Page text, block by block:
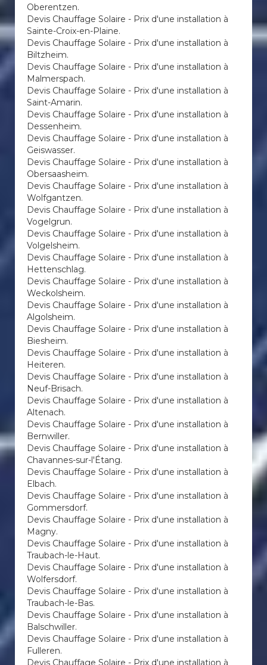
Oberentzen.
Devis Chauffage Solaire - Prix d'une installation à
Sainte-Croix-en-Plaine.
Devis Chauffage Solaire - Prix d'une installation à
Biltzheim.
Devis Chauffage Solaire - Prix d'une installation à
Malmerspach.
Devis Chauffage Solaire - Prix d'une installation à
Saint-Amarin.
Devis Chauffage Solaire - Prix d'une installation à
Dessenheim.
Devis Chauffage Solaire - Prix d'une installation à
Geiswasser.
Devis Chauffage Solaire - Prix d'une installation à
Obersaasheim.
Devis Chauffage Solaire - Prix d'une installation à
Wolfgantzen.
Devis Chauffage Solaire - Prix d'une installation à
Vogelgrun.
Devis Chauffage Solaire - Prix d'une installation à
Volgelsheim.
Devis Chauffage Solaire - Prix d'une installation à
Hettenschlag.
Devis Chauffage Solaire - Prix d'une installation à
Weckolsheim.
Devis Chauffage Solaire - Prix d'une installation à
Algolsheim.
Devis Chauffage Solaire - Prix d'une installation à
Biesheim.
Devis Chauffage Solaire - Prix d'une installation à
Heiteren.
Devis Chauffage Solaire - Prix d'une installation à
Neuf-Brisach.
Devis Chauffage Solaire - Prix d'une installation à
Altenach.
Devis Chauffage Solaire - Prix d'une installation à
Bernwiller.
Devis Chauffage Solaire - Prix d'une installation à
Chavannes-sur-l'Étang.
Devis Chauffage Solaire - Prix d'une installation à
Elbach.
Devis Chauffage Solaire - Prix d'une installation à
Gommersdorf.
Devis Chauffage Solaire - Prix d'une installation à
Magny.
Devis Chauffage Solaire - Prix d'une installation à
Traubach-le-Haut.
Devis Chauffage Solaire - Prix d'une installation à
Wolfersdorf.
Devis Chauffage Solaire - Prix d'une installation à
Traubach-le-Bas.
Devis Chauffage Solaire - Prix d'une installation à
Balschwiller.
Devis Chauffage Solaire - Prix d'une installation à
Fulleren.
Devis Chauffage Solaire - Prix d'une installation à